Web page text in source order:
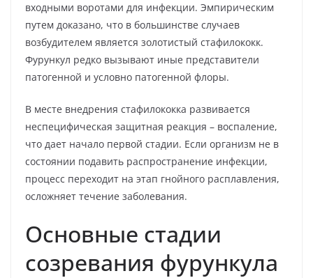
входными воротами для инфекции. Эмпирическим
путем доказано, что в большинстве случаев
возбудителем является золотистый стафилококк.
Фурункул редко вызывают иные представители
патогенной и условно патогенной флоры.
В месте внедрения стафилококка развивается
неспецифическая защитная реакция – воспаление,
что дает начало первой стадии. Если организм не в
состоянии подавить распространение инфекции,
процесс переходит на этап гнойного расплавления,
осложняет течение заболевания.
Основные стадии
созревания фурункула